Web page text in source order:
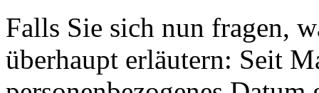
Falls Sie sich nun fragen,
überhaupt erläutern: Seit